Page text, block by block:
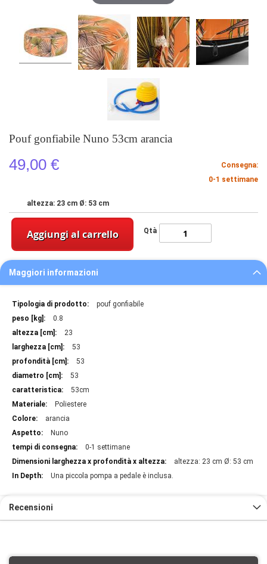
Pouf gonfiabile Nuno 53cm arancia
49,00 €
Consegna:
0-1 settimane
altezza: 23 cm Ø: 53 cm
Qtà
Aggiungi al carrello
Maggiori informazioni
Maggiori
informazioni
pouf gonfiabile
0.8
23
53
53
53
53cm
Poliestere
arancia
Nuno
0-1 settimane
altezza: 23 cm Ø: 53 cm
Una piccola pompa a pedale è inclusa.
Recensioni